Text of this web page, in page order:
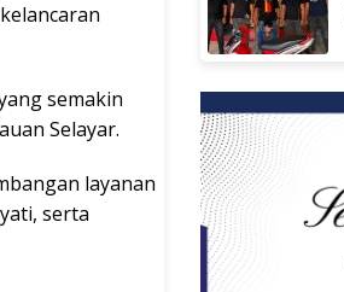
semakin
Selayar.
layanan
serta